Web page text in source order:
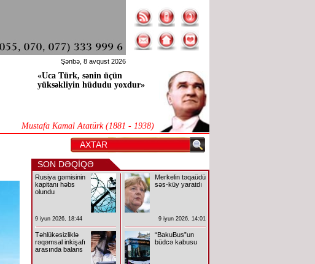
Şənbə, 8 avqust 2026
«Uca Türk, sənin üçün
yüksəkliyin hüdudu yoxdur»
Mustafa Kamal Atatürk (1881 - 1938)
SON DƏQİQƏ
Rusiya gəmisinin
kapitanı həbs
olundu
9 iyun 2026, 18:44
Təhlükəsizliklə
rəqəmsal inkişafı
arasında balans
Merkelin təqaüdü
səs-küy yaratdı
9 iyun 2026, 14:01
“BakuBus”un
büdcə kabusu